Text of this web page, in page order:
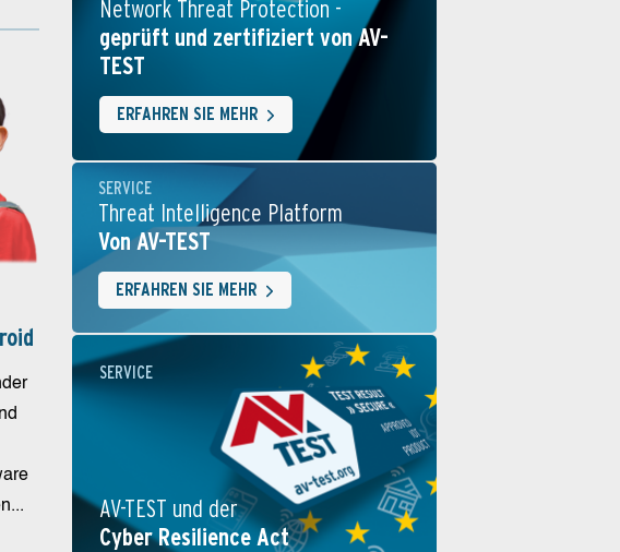
Network Threat Protection -
geprüft und zertifiziert von AV-
TEST
ERFAHREN SIE MEHR
SERVICE
Threat Intelligence Platform
Von AV-TEST
ERFAHREN SIE MEHR
SERVICE
AV-TEST und der
Cyber Resilience Act